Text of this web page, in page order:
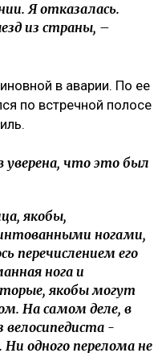
Я отказалась.
из страны, –
в аварии. По ее
по встречной полосе
что это был
якобы,
ногами,
перечислением его
нога и
якобы могут
На самом деле, в
велосипедиста -
одного перелома не